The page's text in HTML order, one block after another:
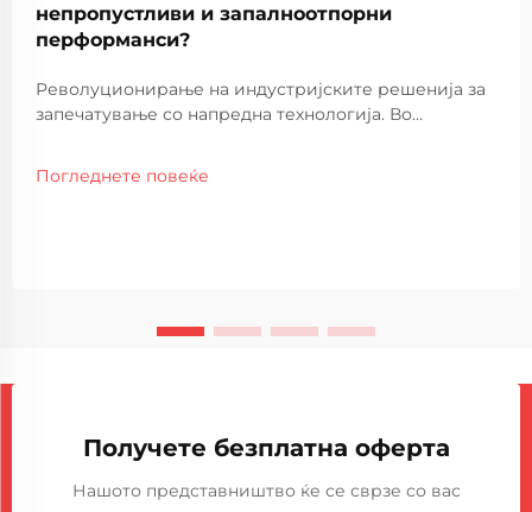
непропустливи и запалноотпорни
перформанси?
Револуционирање на индустријските решенија за
запечатување со напредна технологија. Во
одржувањето оптимална заштита од фактори од
животната средина како што се вода, прашина и
Погледнете повеќе
Получете безплатна оферта
Нашото представништво ќе се сврзе со вас